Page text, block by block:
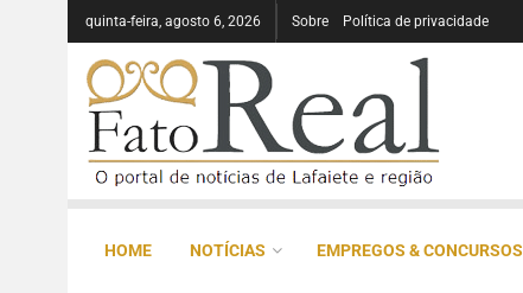
quinta-feira, agosto 6, 2026 Sobre Política de privacidade
HOME NOTÍCIAS EMPREGOS & CONCURSOS